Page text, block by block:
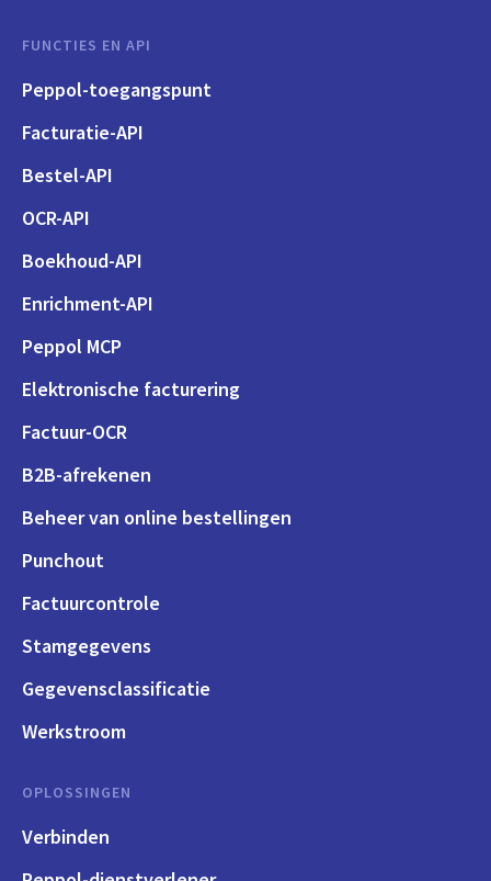
FUNCTIES EN API
Peppol-toegangspunt
Facturatie-API
Bestel-API
OCR-API
Boekhoud-API
Enrichment-API
Peppol MCP
Elektronische facturering
Factuur-OCR
B2B-afrekenen
Beheer van online bestellingen
Punchout
Factuurcontrole
Stamgegevens
Gegevensclassificatie
Werkstroom
OPLOSSINGEN
Verbinden